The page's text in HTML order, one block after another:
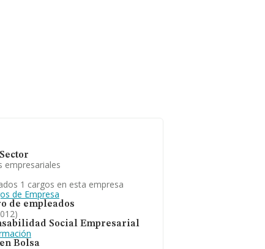
empresariales
1 cargos en esta empresa
de Empresa
de empleados
Social Empresarial
Bolsa